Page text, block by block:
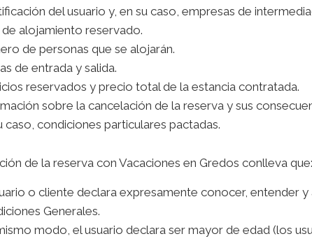
del usuario y, en su caso, empresas de
alojamiento reservado.
de personas que se alojarán.
de entrada y salida.
reservados y precio total de la estancia contratada.
sobre la cancelación de la reserva y sus
caso, condiciones particulares pactadas.
de la reserva con Vacaciones en Gredos conlleva que:
o cliente declara expresamente conocer, entender y
Generales.
modo, el usuario declara ser mayor de edad (los